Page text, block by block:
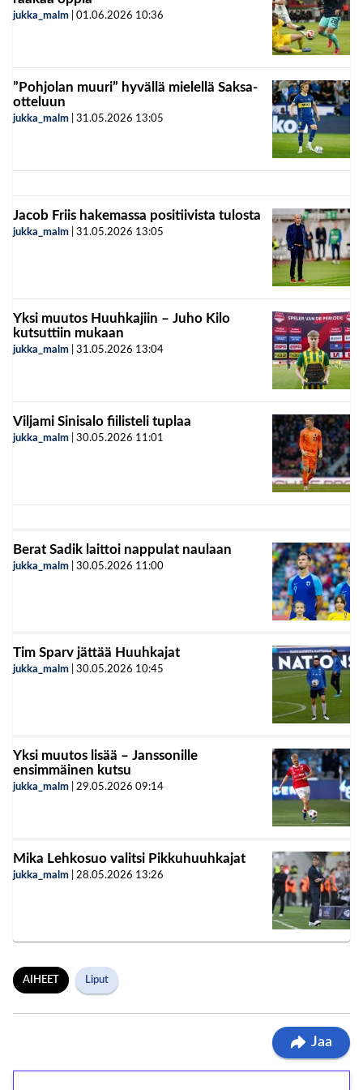
jukka_malm 01.06.2026 10:36
”Pohjolan muuri” hyvällä mielellä Saksa-
otteluun
jukka_malm 31.05.2026 13:05
Jacob Friis hakemassa positiivista tulosta
jukka_malm 31.05.2026 13:05
Yksi muutos Huuhkajiin – Juho Kilo
kutsuttiin mukaan
jukka_malm 31.05.2026 13:04
Viljami Sinisalo fiilisteli tuplaa
jukka_malm 30.05.2026 11:01
Berat Sadik laittoi nappulat naulaan
jukka_malm 30.05.2026 11:00
Tim Sparv jättää Huuhkajat
jukka_malm 30.05.2026 10:45
Yksi muutos lisää – Janssonille
ensimmäinen kutsu
jukka_malm 29.05.2026 09:14
Mika Lehkosuo valitsi Pikkuhuuhkajat
jukka_malm 28.05.2026 13:26
AIHEET Liput
Jaa